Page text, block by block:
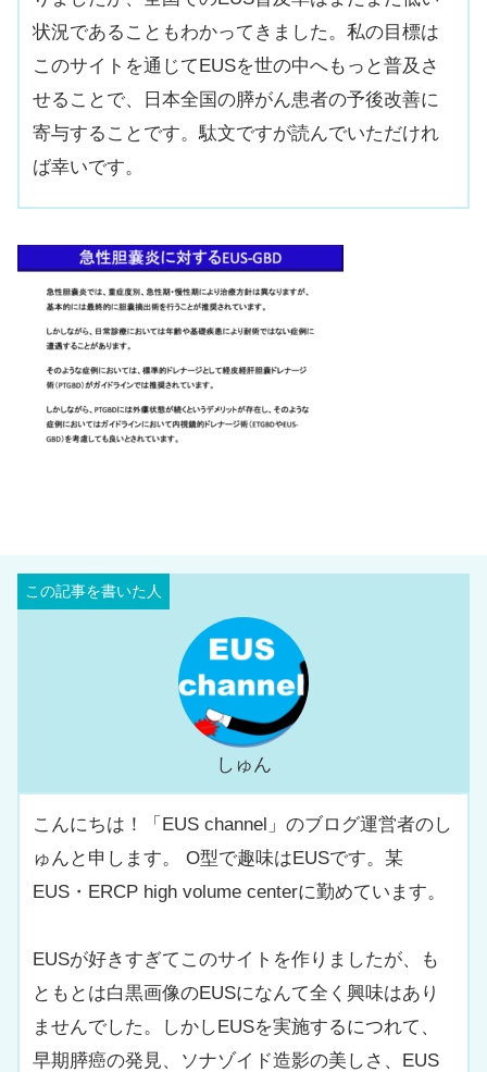
状況であることもわかってきました。私の目標は
このサイトを通じてEUSを世の中へもっと普及さ
せることで、日本全国の膵がん患者の予後改善に
寄与することです。駄文ですが読んでいただけれ
ば幸いです。
しゅん
こんにちは！「EUS channel」のブログ運営者のし
ゅんと申します。 O型で趣味はEUSです。某
EUS・ERCP high volume centerに勤めています。
EUSが好きすぎてこのサイトを作りましたが、も
ともとは白黒画像のEUSになんて全く興味はあり
ませんでした。しかしEUSを実施するにつれて、
早期膵癌の発見、ソナゾイド造影の美しさ、EUS